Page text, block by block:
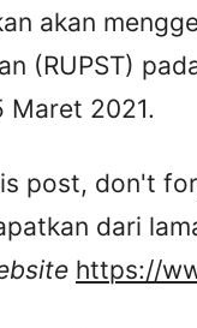
akan
(RUPST)
Maret 2021.
post, don't
dari
https://